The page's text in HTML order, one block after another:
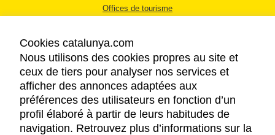
Offices de tourisme
MENTIONS LÉGALES
RÈGLES DE CONFIDENTIALITÉ
COOKIES
Cookies catalunya.com
Nous utilisons des cookies propres au site et
ceux de tiers pour analyser nos services et
afficher des annonces adaptées aux
préférences des utilisateurs en fonction d’un
profil élaboré à partir de leurs habitudes de
navigation. Retrouvez plus d’informations sur la